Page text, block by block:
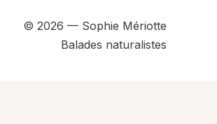
© 2026 — Sophie Mériotte
Balades naturalistes